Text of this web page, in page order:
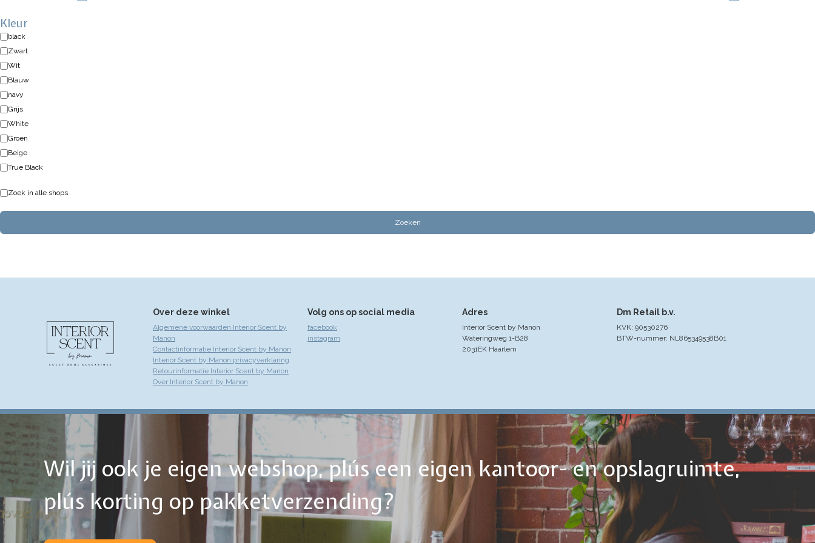
Kleur
black
Zwart
Wit
Blauw
navy
Grijs
White
Groen
Beige
True Black
Zoek in alle shops
Over deze winkel
Algemene voorwaarden Interior Scent by
Manon
Contactinformatie Interior Scent by Manon
Interior Scent by Manon privacyverklaring
Retourinformatie Interior Scent by Manon
Over Interior Scent by Manon
Volg ons op social media
facebook
instagram
Adres
Interior Scent by Manon
Wateringweg 1-B28
2031EK Haarlem
Dm Retail b.v.
KVK: 90530276
BTW-nummer: NL865349538B01
Wil jij ook je eigen webshop, plús een eigen kantoor- en opslagruimte,
plús korting op pakketverzending?